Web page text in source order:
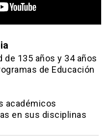
de 135 años y 34 años
de Educación
académicos
en sus disciplinas